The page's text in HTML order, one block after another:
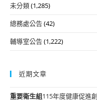
未分類(1,285)
總務處公告(42)
輔導室公告(1,222)
近期文章
重要衛生組115年度健康促進